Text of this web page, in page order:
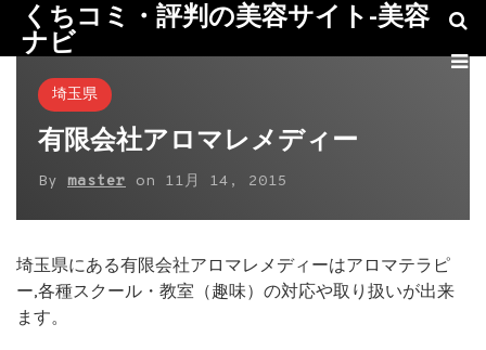
くちコミ・評判の美容サイト-美容
ナビ
埼玉県
有限会社アロマレメディー
By master on 11月 14, 2015
埼玉県にある有限会社アロマレメディーはアロマテラピ
ー,各種スクール・教室（趣味）の対応や取り扱いが出来
ます。